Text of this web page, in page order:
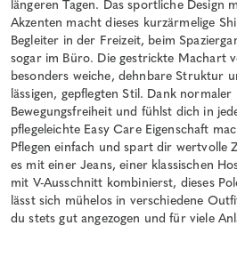
längeren Tagen. Das sportliche Design
Akzenten macht dieses kurzärmelige
Begleiter in der Freizeit, beim
sogar im Büro. Die gestrickte Machart
besonders weiche, dehnbare Struktur
lässigen, gepflegten Stil. Dank normaler
Bewegungsfreiheit und fühlst dich in
pflegeleichte Easy Care Eigenschaft
Pflegen einfach und spart dir wertvolle
es mit einer Jeans, einer klassischen
mit V-Ausschnitt kombinierst, dieses
lässt sich mühelos in verschiedene
du stets gut angezogen und für viele